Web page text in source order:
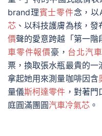
brand理賓士零件念，以
芯 、以科技護膚為核，
價聲的愛意跨越「第一階
車零件報價豪， 台北汽
票，換取張水瓶最貴的
拿起她用來測量咖啡因含
量儀斯柯達零件 ，對著
庭圓滿團圓汽車冷氣芯 。